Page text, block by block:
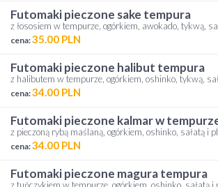
futomaki pieczone sake tempura
z łososiem w tempurze, ogórkiem, awokado, tykwą,
cena:35.00 PLN
futomaki pieczone halibut tempura
z halibutem w tempurze, ogórkiem, oshinko, tykwą,
cena:34.00 PLN
futomaki pieczone kalmar w
z pieczoną rybą maślaną, ogórkiem, oshinko, sałatą i
cena:34.00 PLN
futomaki pieczone magura tempura